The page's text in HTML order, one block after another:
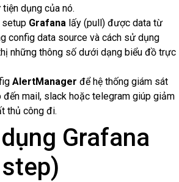
dụng của nó.
setup Grafana lấy (pull) được data từ
config data source và cách sử dụng
những thông số dưới dạng biểu đồ trực
AlertManager để hệ thống giám sát
đến mail, slack hoặc telegram giúp giảm
thủ công đi.
Grafana